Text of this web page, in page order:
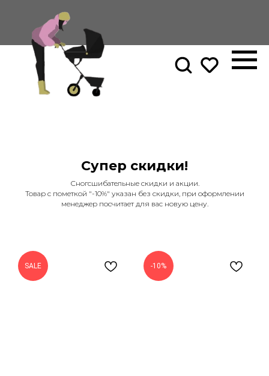
Супер скидки!
Сногсшибательные скидки и акции.
Товар с пометкой "-10%" указан без скидки, при оформлении
менеджер посчитает для вас новую цену.
SALE -10%